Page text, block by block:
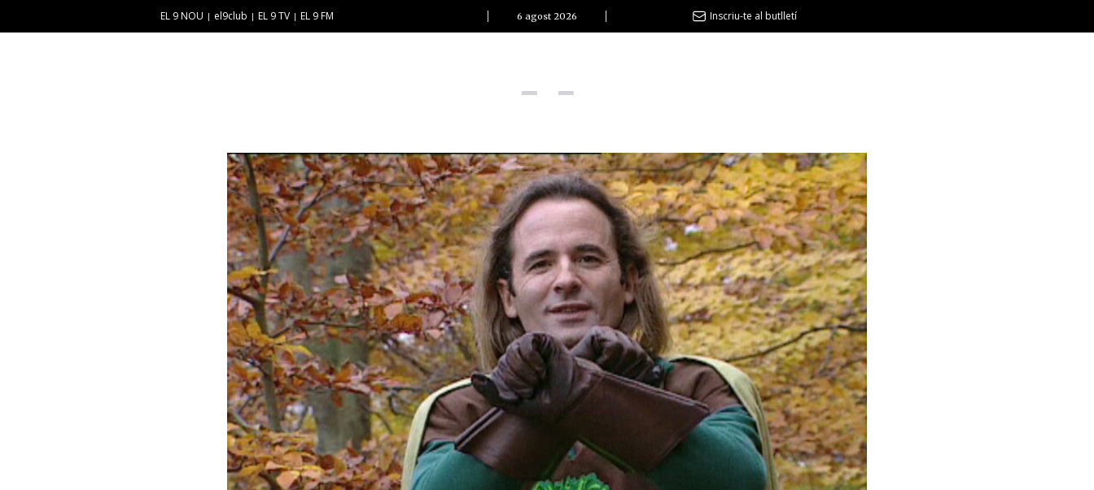
Novetats discogràfiques
El Clàssic | ELS 3 TAMBORS
TEMÀTIQUES
ESPORTS
Futbol
Hoquei patins
Motor
Arts escèniques
Cultura popular
Llibres
SUPLEMENTS
Fotogaleries
9magazín
Agenda
EL 9 NOU el9club EL 9 TV EL 9 FM 6 agost 2026 Inscriu-te al butlletí